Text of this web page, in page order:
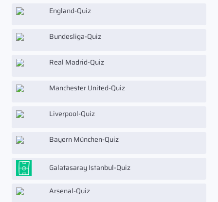
England-Quiz
Bundesliga-Quiz
Real Madrid-Quiz
Manchester United-Quiz
Liverpool-Quiz
Bayern München-Quiz
Galatasaray Istanbul-Quiz
Arsenal-Quiz